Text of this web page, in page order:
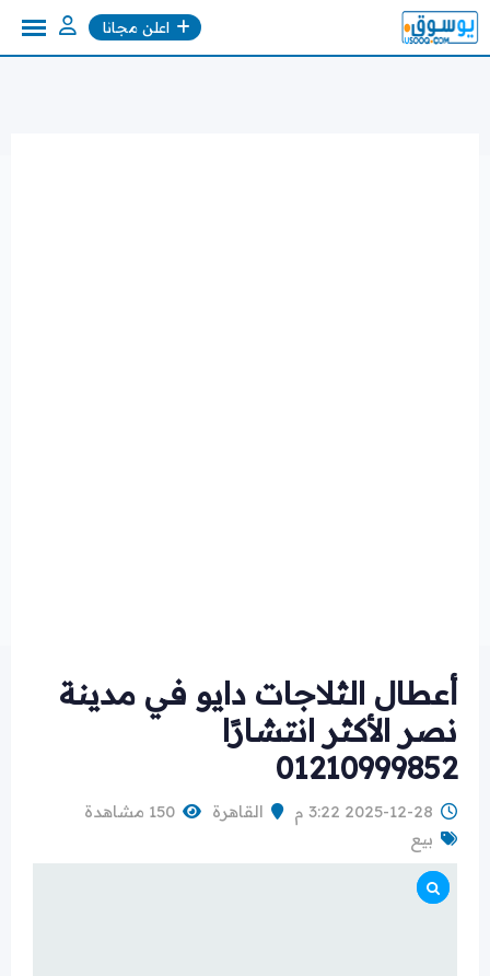
Skip
to
اعلن مجانا
أعطال الثلاجات دايو في مدينة
نصر الأكثر انتشارًا
01210999852
2025-12-28 3:22 م القاهرة
150 مشاهدة
بيع